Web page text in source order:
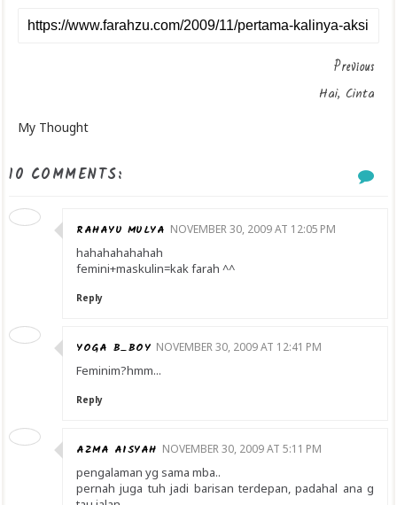
Previous
Hai, Cinta
My Thought
10 COMMENTS:
RAHAYU MULYA NOVEMBER 30, 2009 AT 12:05 PM
hahahahahahah
femini+maskulin=kak farah ^^
Reply
YOGA B_BOY NOVEMBER 30, 2009 AT 12:41 PM
Feminim?hmm...
Reply
AZMA AISYAH NOVEMBER 30, 2009 AT 5:11 PM
pengalaman yg sama mba..
pernah juga tuh jadi barisan terdepan, padahal ana g